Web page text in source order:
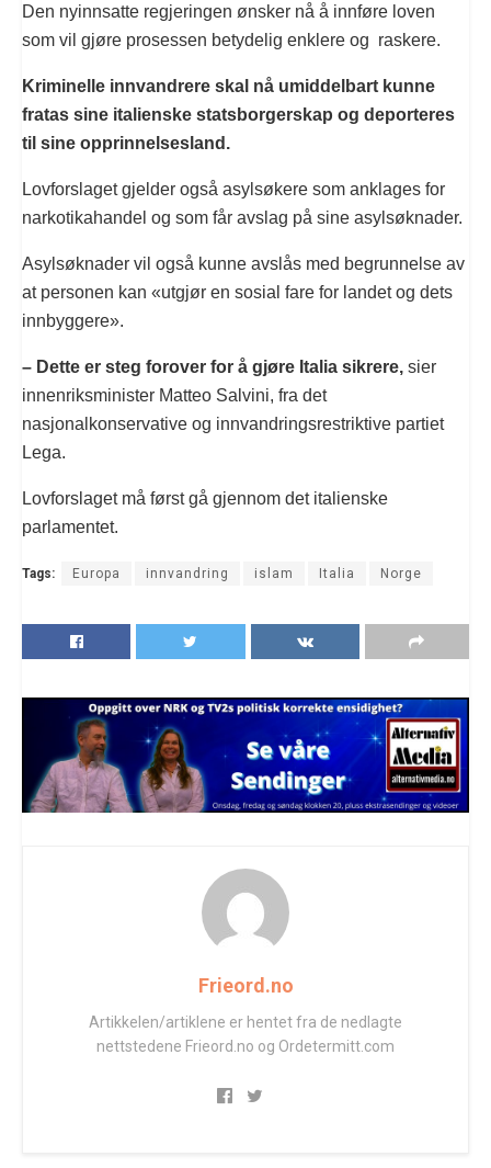
Den nyinnsatte regjeringen ønsker nå å innføre loven
som vil gjøre prosessen betydelig enklere og raskere.
Kriminelle innvandrere skal nå umiddelbart kunne
fratas sine italienske statsborgerskap og deporteres
til sine opprinnelsesland.
Lovforslaget gjelder også asylsøkere som anklages for
narkotikahandel og som får avslag på sine asylsøknader.
Asylsøknader vil også kunne avslås med begrunnelse av
at personen kan «utgjør en sosial fare for landet og dets
innbyggere».
– Dette er steg forover for å gjøre Italia sikrere, sier
innenriksminister Matteo Salvini, fra det
nasjonalkonservative og innvandringsrestriktive partiet
Lega.
Lovforslaget må først gå gjennom det italienske
parlamentet.
Tags: Europa innvandring islam Italia Norge
Frieord.no
Artikkelen/artiklene er hentet fra de nedlagte
nettstedene Frieord.no og Ordetermitt.com